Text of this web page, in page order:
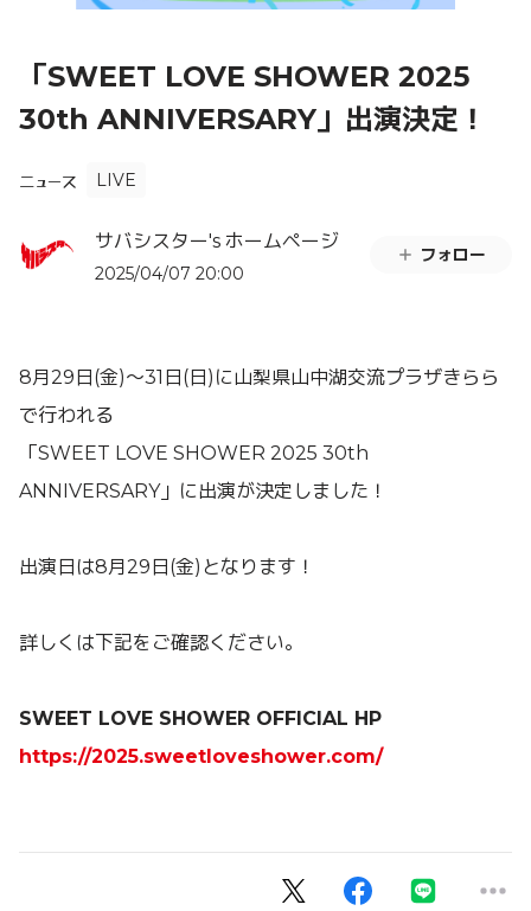
「SWEET LOVE SHOWER 2025
30th ANNIVERSARY」出演決定！
ニュース LIVE
サバシスター's ホームページ
2025/04/07 20:00
フォロー
8月29日(金)〜31日(日)に山梨県山中湖交流プラザきらら
で行われる
「SWEET LOVE SHOWER 2025 30th
ANNIVERSARY」に出演が決定しました！
出演日は8月29日(金)となります！
詳しくは下記をご確認ください。
SWEET LOVE SHOWER OFFICIAL HP
https://2025.sweetloveshower.com/